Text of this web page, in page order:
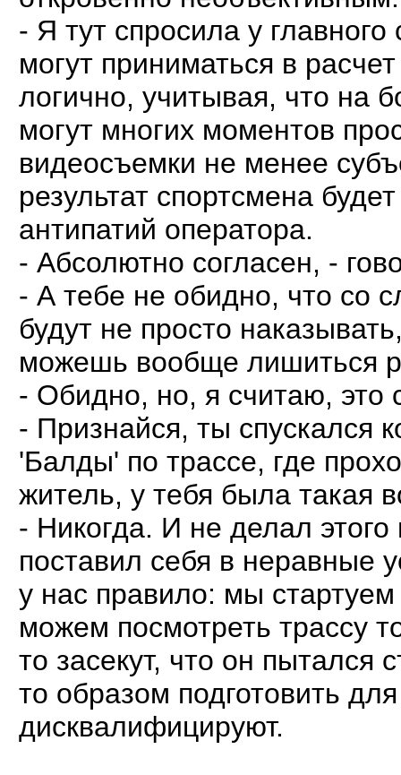
- Я тут спросила у
могут приниматься в
логично, учитывая, что на
могут многих моментов
видеосъемки не менее
результат спортсмена
антипатий оператора.
- Абсолютно согласен, -
- А тебе не обидно, что со
будут не просто
можешь вообще лишиться
- Обидно, но, я считаю, это
- Признайся, ты спускался
'Балды' по трассе, где
житель, у тебя была такая
- Никогда. И не делал
поставил себя в неравные
у нас правило: мы
можем посмотреть трассу
то засекут, что он пытался
то образом подготовить
дисквалифицируют.